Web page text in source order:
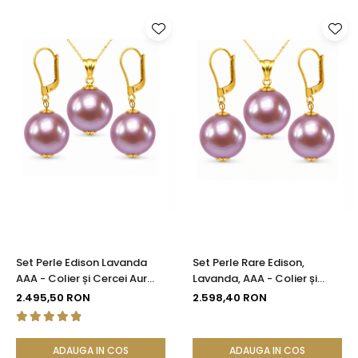
Set Perle Edison Lavanda
AAA - Colier și Cercei Aur
Galben 14K, Perle Naturale
11,5-12 mm| KASKADDA®
2.495,50 RON
ADAUGA IN COS
Set Perle Rare Edison,
Lavanda, AAA - Colier și
Cercei Aur Galben 14K, Perle
2.598,40 RON
ADAUGA IN COS